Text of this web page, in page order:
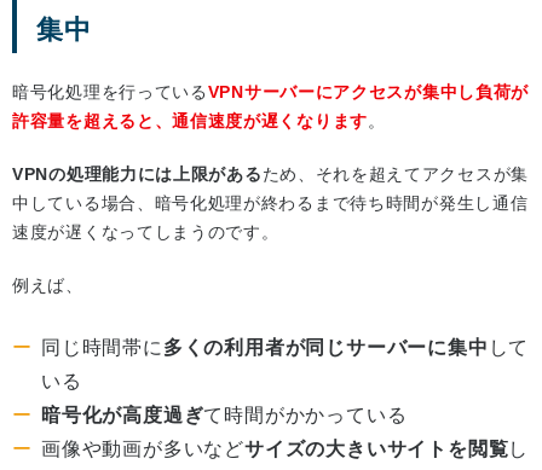
集中
暗号化処理を行っているVPNサーバーにアクセスが集中し負荷が
許容量を超えると、通信速度が遅くなります。
VPNの処理能力には上限があるため、それを超えてアクセスが集
中している場合、暗号化処理が終わるまで待ち時間が発生し通信
速度が遅くなってしまうのです。
例えば、
同じ時間帯に 多くの利用者が同じサーバーに集中 して
いる
暗号化が高度過ぎて時間がかかっている
画像や動画が多いなどサイズの大きいサイトを閲覧し